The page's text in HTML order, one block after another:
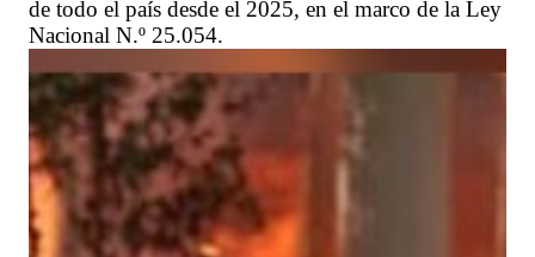
de todo el país desde el 2025, en el marco de la Ley
Nacional N.º 25.054.